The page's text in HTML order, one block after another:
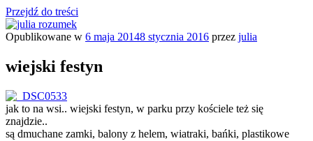
Przejdź do treści
Opublikowane w 6 maja 20148 stycznia 2016 przez julia
wiejski festyn
jak to na wsi.. wiejski festyn, w parku przy kościele też się
znajdzie..
są dmuchane zamki, balony z helem, wiatraki, bańki, plastikowe